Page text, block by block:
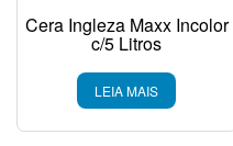
Cera Ingleza Maxx Incolor
c/5 Litros
LEIA MAIS